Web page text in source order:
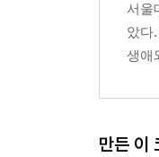
서울
았다
생애
만든 이